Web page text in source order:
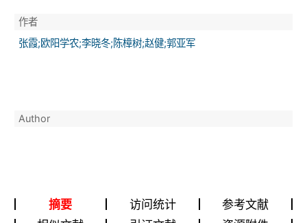
作者
张霞;欧阳学农;李晓冬;陈樟树;赵健;郭亚军
Author
摘要 访问统计
参考文献